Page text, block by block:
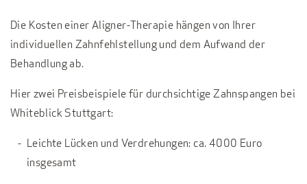
Die Kosten einer Aligner-Therapie hängen von Ihrer
individuellen Zahnfehlstellung und dem Aufwand der
Behandlung ab.
Hier zwei Preisbeispiele für durchsichtige Zahnspangen bei
Whiteblick Stuttgart:
Leichte Lücken und Verdrehungen: ca. 4000 Euro
insgesamt